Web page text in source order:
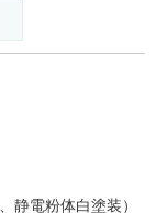
静電粉体白塗装）